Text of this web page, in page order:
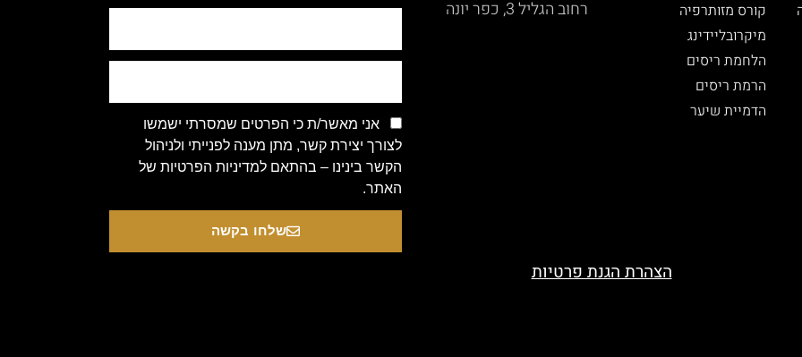
קורס מזותרפיה
מיקרובליידינג
הלחמת ריסים
הרמת ריסים
הדמיית שיער
רחוב הגליל 3, כפר יונה
אני מאשר/ת כי הפרטים שמסרתי ישמשו
לצורך יצירת קשר, מתן מענה לפנייתי ולניהול
הקשר בינינו – בהתאם למדיניות הפרטיות של
האתר.
שלחו בקשה
הצהרת הגנת פרטיות